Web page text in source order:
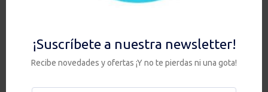
Además de disminuir la generación de residuos,
esta decisión contribuye a reducir las emisiones